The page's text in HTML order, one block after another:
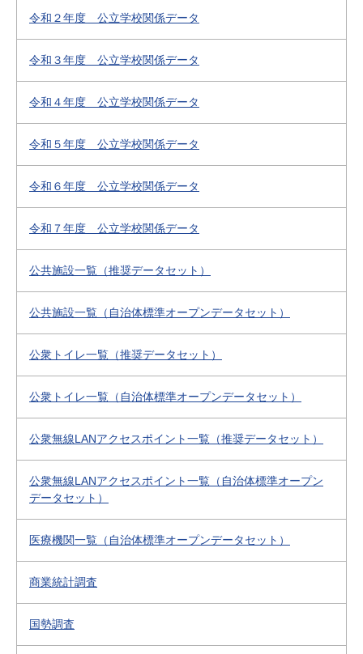
令和２年度 公立学校関係データ
令和３年度 公立学校関係データ
令和４年度 公立学校関係データ
令和５年度 公立学校関係データ
令和６年度 公立学校関係データ
令和７年度 公立学校関係データ
公共施設一覧（推奨データセット）
公共施設一覧（自治体標準オープンデータセット）
公衆トイレ一覧（推奨データセット）
公衆トイレ一覧（自治体標準オープンデータセット）
公衆無線LANアクセスポイント一覧（推奨データセット）
公衆無線LANアクセスポイント一覧（自治体標準オープン
データセット）
医療機関一覧（自治体標準オープンデータセット）
商業統計調査
国勢調査